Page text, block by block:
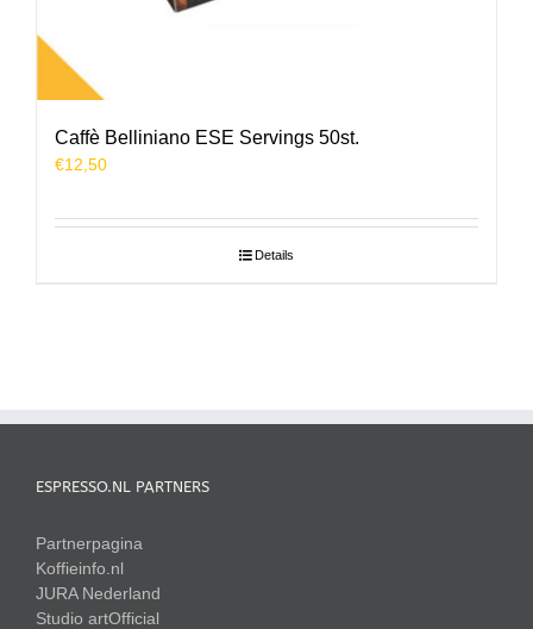
Caffè Belliniano ESE Servings 50st.
€12,50
Details
ESPRESSO.NL PARTNERS
Partnerpagina
Koffieinfo.nl
JURA Nederland
Studio artOfficial